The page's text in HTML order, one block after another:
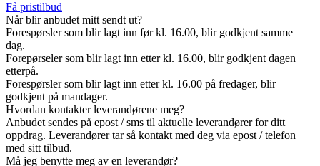
Få pristilbud
Når blir anbudet mitt sendt ut?
Forespørsler som blir lagt inn før kl. 16.00, blir godkjent samme
dag.
Forepørseler som blir lagt inn etter kl. 16.00, blir godkjent dagen
etterpå.
Forespørsler som blir lagt inn etter kl. 16.00 på fredager, blir
godkjent på mandager.
Hvordan kontakter leverandørene meg?
Anbudet sendes på epost / sms til aktuelle leverandører for ditt
oppdrag. Leverandører tar så kontakt med deg via epost / telefon
med sitt tilbud.
Må jeg benytte meg av en leverandør?